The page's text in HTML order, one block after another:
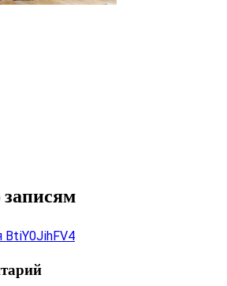
BtiY0JihFV4